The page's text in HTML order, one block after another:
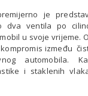
je
dva ventila po
u svoje vrijeme.
između
automobila.
i staklenih